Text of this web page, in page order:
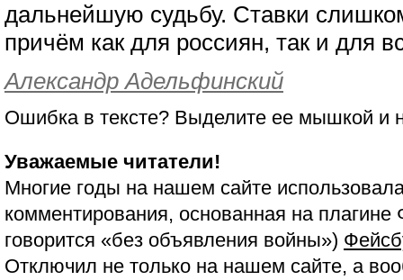
дальнейшую судьбу. Ставки
причём как для россиян, так и для
Александр Адельфинский
Ошибка в тексте? Выделите ее мышкой и
Уважаемые читатели!
Многие годы на нашем сайте
комментирования, основанная на
говорится «без объявления войны»)
Отключил не только на нашем сайте, а